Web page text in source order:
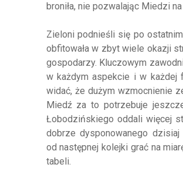
broniła, nie pozwalając Miedzi
Zieloni podnieśli się po
obfitowała w zbyt wiele okazji
gospodarzy. Kluczowym
w każdym aspekcie i w każdej
widać, że dużym wzmocnienie
Miedź za to potrzebuje
Łobodzińskiego oddali więcej
dobrze dysponowanego
od następnej kolejki grać na
tabeli.